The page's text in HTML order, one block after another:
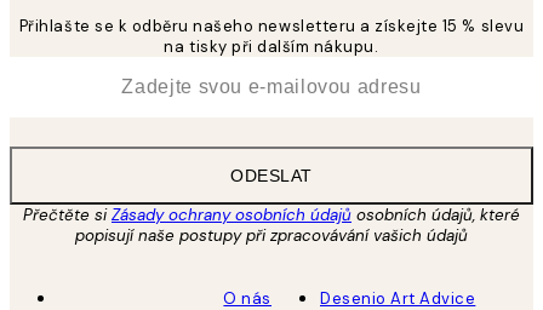
Přihlašte se k odběru našeho newsletteru a získejte 15 % slevu
na tisky při dalším nákupu.
ODESLAT
Přečtěte siZásady ochrany osobních údajů osobních údajů, které
popisují naše postupy při zpracovávání vašich údajů
O nás
Desenio Art Advice